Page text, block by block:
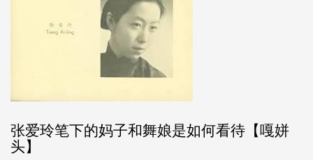
张爱玲笔下的妈子和舞娘是如何看待【嘎姘
头】